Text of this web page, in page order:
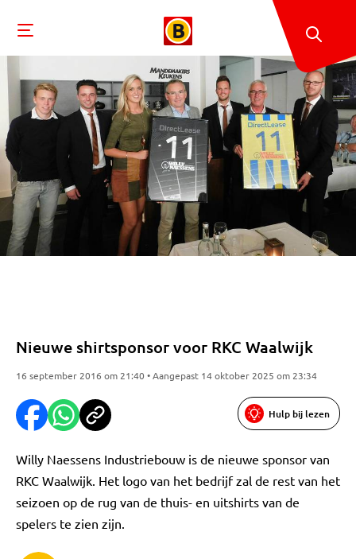
Nieuwe shirtsponsor voor RKC Waalwijk
16 september 2016 om 21:40 • Aangepast 14 oktober 2025 om 23:34
Hulp bij lezen
Willy Naessens Industriebouw is de nieuwe sponsor van
RKC Waalwijk. Het logo van het bedrijf zal de rest van het
seizoen op de rug van de thuis- en uitshirts van de
spelers te zien zijn.